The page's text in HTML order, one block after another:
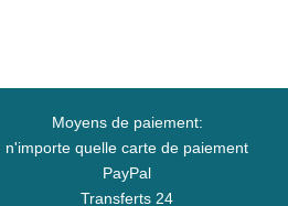
Moyens de paiement:
n'importe quelle carte de paiement
PayPal
Transferts 24